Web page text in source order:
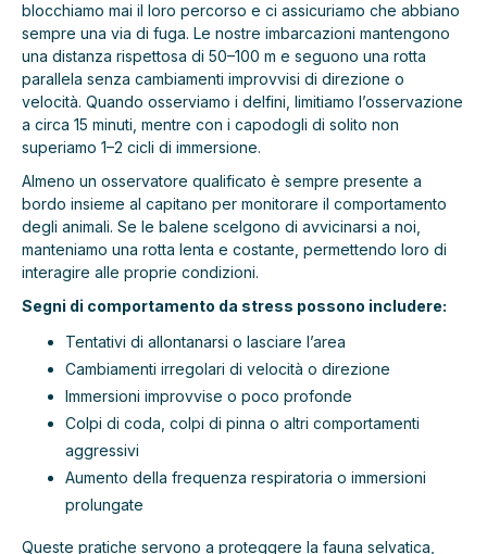
blocchiamo mai il loro percorso e ci assicuriamo che abbiano
sempre una via di fuga. Le nostre imbarcazioni mantengono
una distanza rispettosa di 50–100 m e seguono una rotta
parallela senza cambiamenti improvvisi di direzione o
velocità. Quando osserviamo i delfini, limitiamo l’osservazione
a circa 15 minuti, mentre con i capodogli di solito non
superiamo 1–2 cicli di immersione.
Almeno un osservatore qualificato è sempre presente a
bordo insieme al capitano per monitorare il comportamento
degli animali. Se le balene scelgono di avvicinarsi a noi,
manteniamo una rotta lenta e costante, permettendo loro di
interagire alle proprie condizioni.
Segni di comportamento da stress possono includere:
Tentativi di allontanarsi o lasciare l’area
Cambiamenti irregolari di velocità o direzione
Immersioni improvvise o poco profonde
Colpi di coda, colpi di pinna o altri comportamenti
aggressivi
Aumento della frequenza respiratoria o immersioni
prolungate
Queste pratiche servono a proteggere la fauna selvatica,